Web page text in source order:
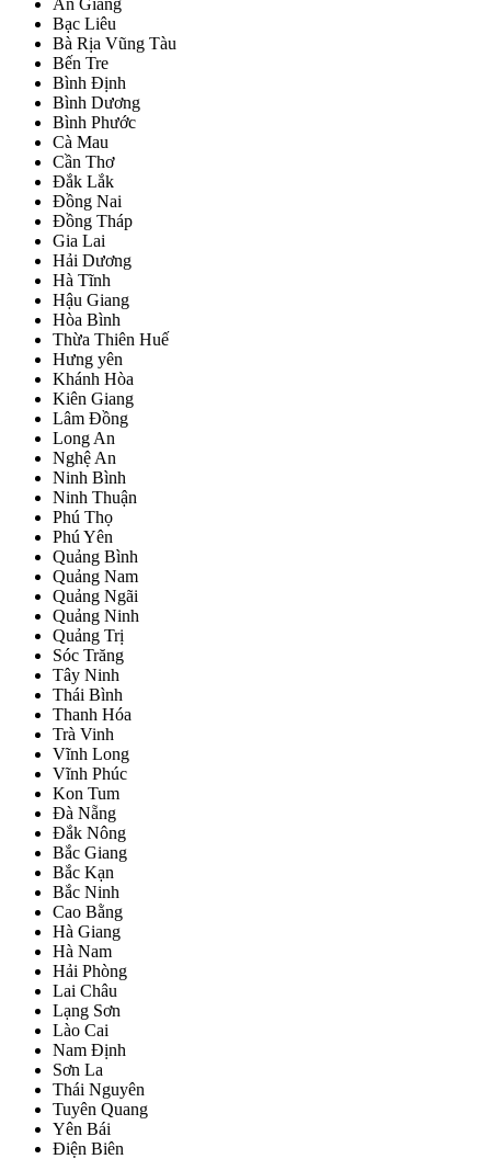
Bạc Liêu
Bà Rịa Vũng Tàu
Bến Tre
Bình Định
Bình Dương
Bình Phước
Cà Mau
Cần Thơ
Đắk Lắk
Đồng Nai
Đồng Tháp
Gia Lai
Hải Dương
Hà Tĩnh
Hậu Giang
Hòa Bình
Thừa Thiên Huế
Hưng yên
Khánh Hòa
Kiên Giang
Lâm Đồng
Long An
Nghệ An
Ninh Bình
Ninh Thuận
Phú Thọ
Phú Yên
Quảng Bình
Quảng Nam
Quảng Ngãi
Quảng Ninh
Quảng Trị
Sóc Trăng
Tây Ninh
Thái Bình
Thanh Hóa
Trà Vinh
Vĩnh Long
Vĩnh Phúc
Kon Tum
Đà Nẵng
Đắk Nông
Bắc Giang
Bắc Kạn
Bắc Ninh
Cao Bằng
Hà Giang
Hà Nam
Hải Phòng
Lai Châu
Lạng Sơn
Lào Cai
Nam Định
Sơn La
Thái Nguyên
Tuyên Quang
Yên Bái
Điện Biên